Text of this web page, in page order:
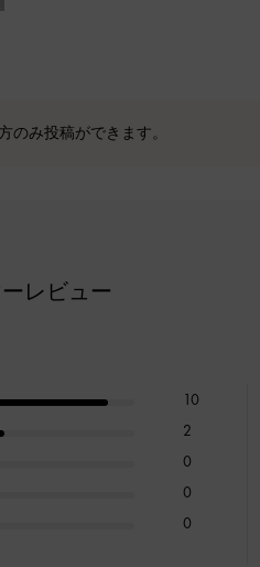
のみ投稿ができます。
レビュー
10
2
0
0
0